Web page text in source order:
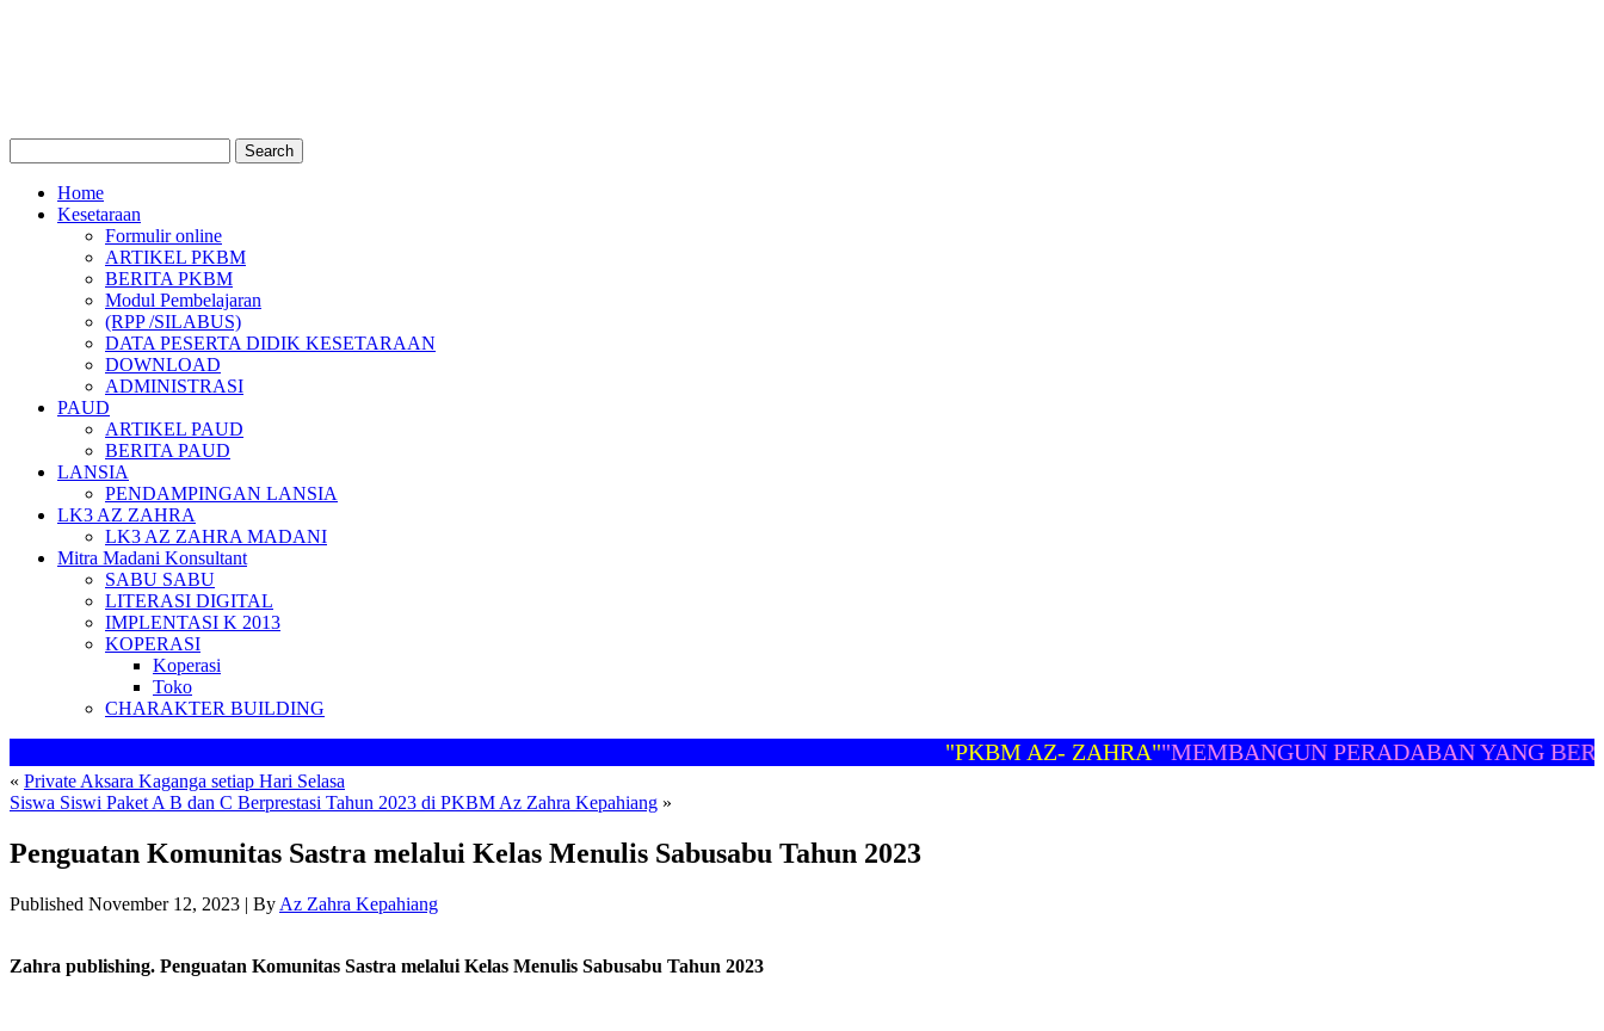
Home
Kesetaraan
Formulir online
ARTIKEL PKBM
BERITA PKBM
Modul Pembelajaran
(RPP /SILABUS)
DATA PESERTA DIDIK KESETARAAN
DOWNLOAD
ADMINISTRASI
PAUD
ARTIKEL PAUD
BERITA PAUD
LANSIA
PENDAMPINGAN LANSIA
LK3 AZ ZAHRA
LK3 AZ ZAHRA MADANI
Mitra Madani Konsultant
SABU SABU
LITERASI DIGITAL
IMPLENTASI K 2013
KOPERASI
Koperasi
Toko
CHARAKTER BUILDING
"PKBM AZ- ZAHRA""MEMBANGUN PERADABAN YANG
« Private Aksara Kaganga setiap Hari Selasa
Siswa Siswi Paket A B dan C Berprestasi Tahun 2023 di PKBM Az Zahra Kepahiang »
Penguatan Komunitas Sastra melalui Kelas Menulis Sabusabu Tahun 2023
Published November 12, 2023 | By Az Zahra Kepahiang
Zahra publishing. Penguatan Komunitas Sastra melalui Kelas Menulis Sabusabu Tahun 2023